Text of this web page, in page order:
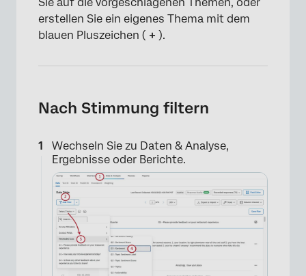
erstellen Sie ein eigenes Thema mit dem
blauen Pluszeichen ( + ).
Nach Stimmung filtern
Wechseln Sie zu Daten & Analyse,
Ergebnisse oder Berichte.